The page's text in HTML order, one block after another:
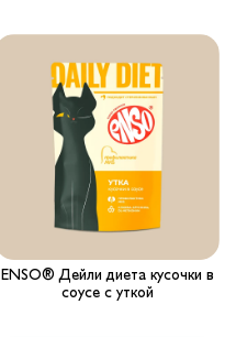
ENSO® Дейли диета кусочки в
соусе с уткой